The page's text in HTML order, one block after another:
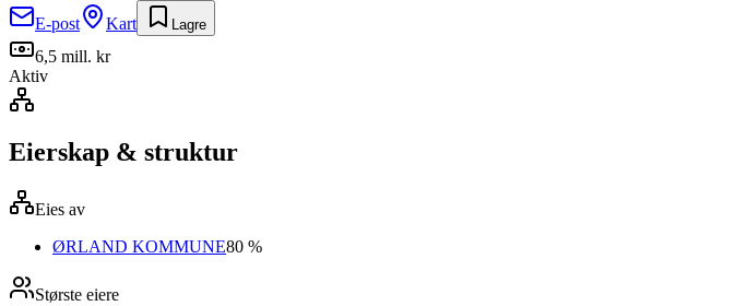
E-post
Kart Lagre
6,5 mill. kr
Aktiv
Eierskap & struktur
Eies av
ØRLAND KOMMUNE80 %
Største eiere